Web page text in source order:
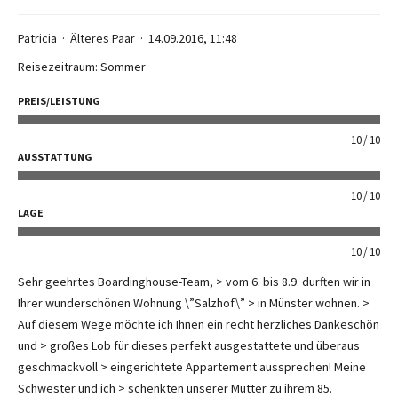
Patricia Älteres Paar
14.09.2016, 11:48
Reisezeitraum: Sommer
PREIS/LEISTUNG
10 10
AUSSTATTUNG
10 10
LAGE
10 10
Sehr geehrtes Boardinghouse-Team, > vom 6. bis 8.9. durften wir in
Ihrer wunderschönen Wohnung \”Salzhof\” > in Münster wohnen. >
Auf diesem Wege möchte ich Ihnen ein recht herzliches Dankeschön
und > großes Lob für dieses perfekt ausgestattete und überaus
geschmackvoll > eingerichtete Appartement aussprechen! Meine
Schwester und ich > schenkten unserer Mutter zu ihrem 85.